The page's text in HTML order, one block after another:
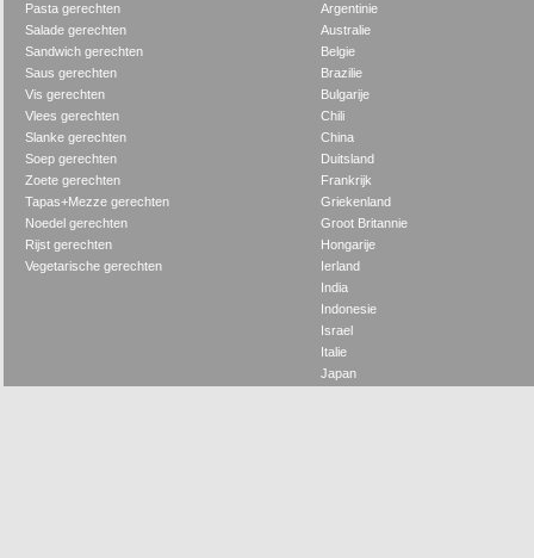
Pasta gerechten
Salade gerechten
Sandwich gerechten
Saus gerechten
Vis gerechten
Vlees gerechten
Slanke gerechten
Soep gerechten
Zoete gerechten
Tapas+Mezze gerechten
Noedel gerechten
Rijst gerechten
Vegetarische gerechten
Argentinie
Australie
Belgie
Brazilie
Bulgarije
Chili
China
Duitsland
Frankrijk
Griekenland
Groot Britannie
Hongarije
Ierland
India
Indonesie
Israel
Italie
Japan